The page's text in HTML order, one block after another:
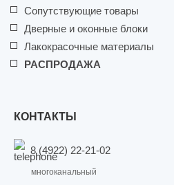
Сопутствующие товары
Дверные и оконные блоки
Лакокрасочные материалы
РАСПРОДАЖА
КОНТАКТЫ
8 (4922) 22-21-02
многоканальный